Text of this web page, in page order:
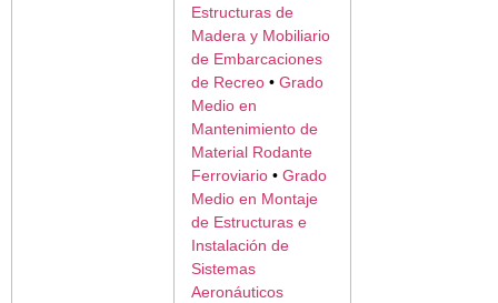
Estructuras de
Madera y Mobiliario
de Embarcaciones
de Recreo • Grado
Medio en
Mantenimiento de
Material Rodante
Ferroviario • Grado
Medio en Montaje
de Estructuras e
Instalación de
Sistemas
Aeronáuticos